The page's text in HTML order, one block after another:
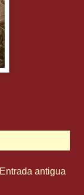
Entrada antigua